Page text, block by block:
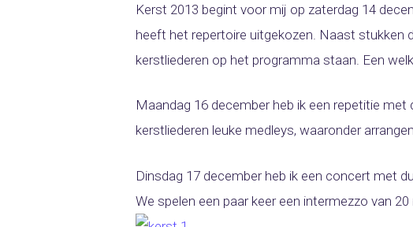
Kerst 2013 begint voor mij op zaterdag 14
heeft het repertoire uitgekozen. Naast stukken
kerstliederen op het programma staan. Een
Maandag 16 december heb ik een repetitie
kerstliederen leuke medleys, waaronder
Dinsdag 17 december heb ik een concert met
We spelen een paar keer een intermezzo van